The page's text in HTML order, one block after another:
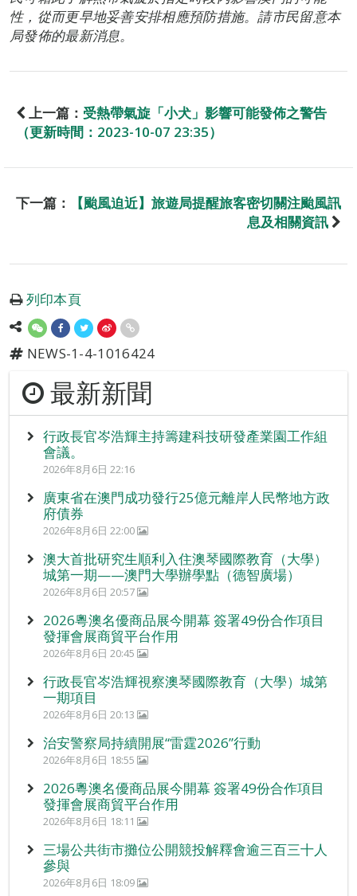
性，從而更早地妥善安排相應預防措施。請市民留意本
局發佈的最新消息。
上一篇： 受熱帶氣旋「小犬」影響可能發佈之警告
（更新時間：2023-10-07 23:35）
下一篇：
【颱風迫近】旅遊局提醒旅客密切關注颱風訊
息及相關資訊
列印本頁
NEWS-1-4-1016424
最新新聞
行政長官岑浩輝主持籌建科技研發產業園工作組
會議。
2026年8月6日 22:16
廣東省在澳門成功發行25億元離岸人民幣地方政
府債券
2026年8月6日 22:00
澳大首批研究生順利入住澳琴國際教育（大學）
城第一期——澳門大學辦學點（德智廣場）
2026年8月6日 20:57
2026粵澳名優商品展今開幕 簽署49份合作項目
發揮會展商貿平台作用
2026年8月6日 20:45
行政長官岑浩輝視察澳琴國際教育（大學）城第
一期項目
2026年8月6日 20:13
治安警察局持續開展“雷霆2026”行動
2026年8月6日 18:55
2026粵澳名優商品展今開幕 簽署49份合作項目
發揮會展商貿平台作用
2026年8月6日 18:11
三場公共街市攤位公開競投解釋會逾三百三十人
參與
2026年8月6日 18:09